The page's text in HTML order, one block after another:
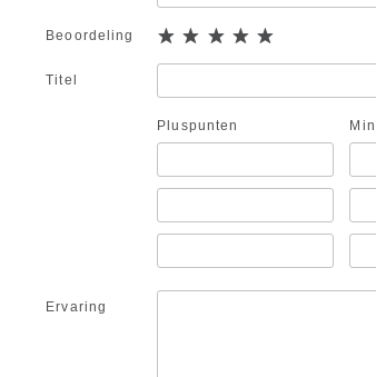
Beoordeling
Titel
Pluspunten
Ervaring